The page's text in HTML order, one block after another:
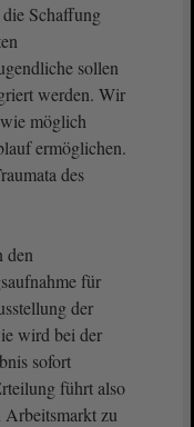
Schaffung
sollen
werden. Wir
möglich
ermöglichen.
des
den
für
der
wird bei der
sofort
führt also
zu